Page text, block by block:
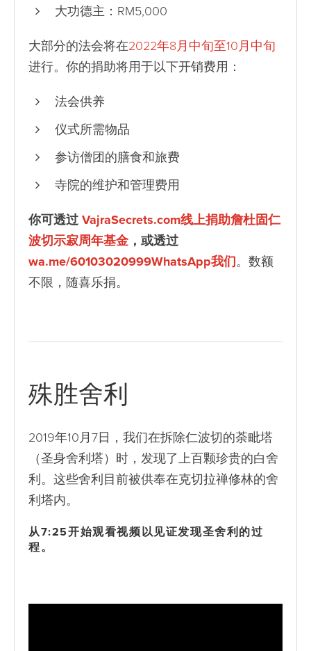
大功德主：RM5,000
大部分的法会将在2022年8月中旬至10月中旬
进行。你的捐助将用于以下开销费用：
法会供养
仪式所需物品
参访僧团的膳食和旅费
寺院的维护和管理费用
你可透过 VajraSecrets.com线上捐助詹杜固仁
波切示寂周年基金，或透过
wa.me/60103020999WhatsApp我们。数额
不限，随喜乐捐。
殊胜舍利
2019年10月7日，我们在拆除仁波切的荼毗塔
（圣身舍利塔）时，发现了上百颗珍贵的白舍
利。这些舍利目前被供奉在克切拉禅修林的舍
利塔内。
从7:25开始观看视频以见证发现圣舍利的过
程。